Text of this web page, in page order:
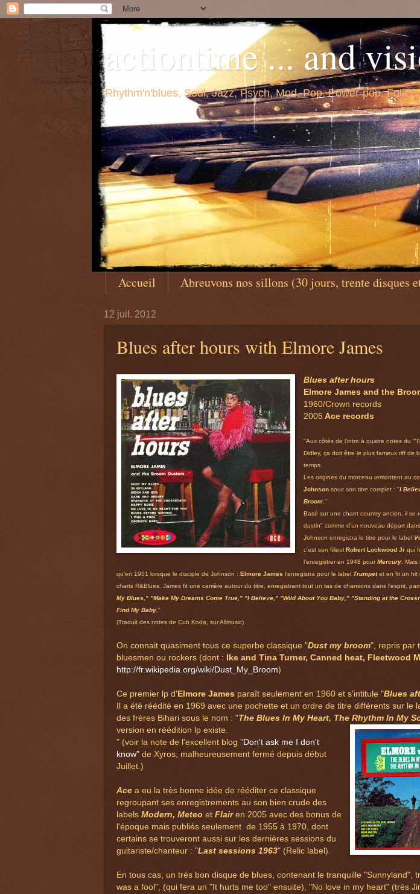
actiontime ... and
Rhythm'n'blues, Soul, Jazz, Psych, Mod, Pop, Power-pop, Folk
Accueil Abreuvons nos sillons (30 jours, trente disques
12 juil. 2012
Blues after hours with Elmore James
Blues after hours
Elmore James and the
1960/Crown records
2005 Ace records
"Aux côtés de l'intro à quatre notes du
Didley, ça doit être le plus fameux riff de
temps.
Les origines du morceau remontent au
Johnsonsous son titre complet : "I
Broom."
Basé sur une chant country ancien, il se
dustin" comme d'un nouveau départ
Johnson enregistra le titre pour le label
c'est son filleul
Robert Lockwood Jrqui
l'enregistrer en 1948 pourMercury. Mais
qu'en 1951 lorsque le disciple de Johnson : Elmore James l'enregistra pour le label Trumpetet en fit un hit
charts R&Blues. James fit une carrière autour du titre, enregistrant tout un tas de chansons dans l'esprit,
My Blues," "Make My Dreams Come True," "I Believe," "Wild About You Baby," "Standing at the
Find My Baby."
(Traduit des notes de Cub Koda, sur Allmusic)
On connait quasiment tous ce superbe classique "Dust my broom", repris par
bluesmen ou rockers (dont :
Ike and Tina Turner, Canned heat, Fleetwood
http://fr.wikipedia.org/wiki/Dust_My_Broom)
Ce premier lp d' Elmore James paraît seulement en 1960 et s'intitule "Blues
Il a été réédité en 1969 avec une pochette et un ordre de titre différents sur le
des frères Bihari sous le nom : "The Blues In My Heart, The Rhythm In My
version en réédition lp existe.
" (voir la note de l'excellent blog "Don't ask me I don't
know" de Xyros, malheureusement fermé depuis début
Juillet.)
Ace a eu la très bonne idée de rééditer ce classique
regroupant ses enregistrements au son bien crude des
labels Modern, Meteo et Flair en 2005 avec des bonus de
l'époque mais publiés seulement de 1955 à 1970, dont
certains se trouveront aussi sur les dernières sessions du
guitariste/chanteur : "Last sessions 1963" (Relic label).
En tous cas, un trés bon disque de blues, contenant le tranquille "Sunnyland",
was a fool", (qui fera un "It hurts me too" ensuite), "No love in my heart" (très